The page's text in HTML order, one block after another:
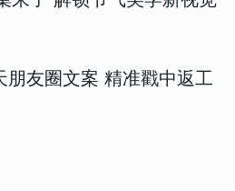
朋友圈文案 精准戳中返工